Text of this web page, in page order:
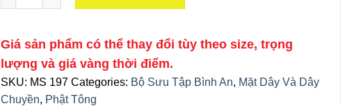
Giá sản phẩm có thể thay đổi tùy theo size, trọng
lượng và giá vàng thời điểm.
SKU: MS 197 Categories: Bộ Sưu Tập Bình An, Mặt Dây Và Dây
Chuyền, Phật Tông